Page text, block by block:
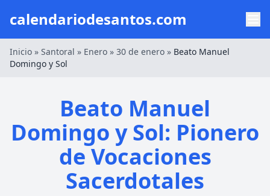
calendariodesantos.com
Inicio » Santoral » Enero » 30 de enero » Beato Manuel
Domingo y Sol
Beato Manuel
Domingo y Sol: Pionero
de Vocaciones
Sacerdotales